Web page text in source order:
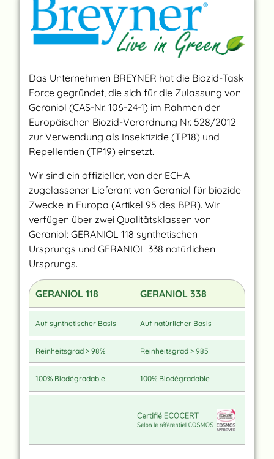
Das Unternehmen BREYNER hat die Biozid-Task
Force gegründet, die sich für die Zulassung von
Geraniol (CAS-Nr. 106-24-1) im Rahmen der
Europäischen Biozid-Verordnung Nr. 528/2012
zur Verwendung als Insektizide (TP18) und
Repellentien (TP19) einsetzt.
Wir sind ein offizieller, von der ECHA
zugelassener Lieferant von Geraniol für biozide
Zwecke in Europa (Artikel 95 des BPR). Wir
verfügen über zwei Qualitätsklassen von
Geraniol: GERANIOL 118 synthetischen
Ursprungs und GERANIOL 338 natürlichen
Ursprungs.
GERANIOL 118 GERANIOL 338
Auf synthetischer Basis Auf natürlicher Basis
Reinheitsgrad > 98% Reinheitsgrad > 985
100% Biodégradable 100% Biodégradable